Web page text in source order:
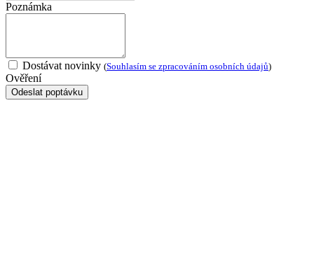
Poznámka
Dostávat novinky (Souhlasím se zpracováním osobních údajů)
Ověření